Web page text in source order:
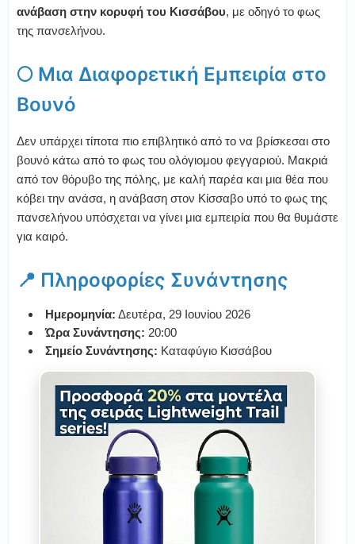
ανάβαση στην κορυφή του Κισσάβου, με οδηγό το φως
της πανσελήνου.
🌕 Μια Διαφορετική Εμπειρία στο
Βουνό
Δεν υπάρχει τίποτα πιο επιβλητικό από το να βρίσκεσαι στο
βουνό κάτω από το φως του ολόγιομου φεγγαριού. Μακριά
από τον θόρυβο της πόλης, με καλή παρέα και μια θέα που
κόβει την ανάσα, η ανάβαση στον Κίσσαβο υπό το φως της
πανσελήνου υπόσχεται να γίνει μια εμπειρία που θα θυμάστε
για καιρό.
📍 Πληροφορίες Συνάντησης
Ημερομηνία: Δευτέρα, 29 Ιουνίου 2026
Ώρα Συνάντησης: 20:00
Σημείο Συνάντησης: Καταφύγιο Κισσάβου